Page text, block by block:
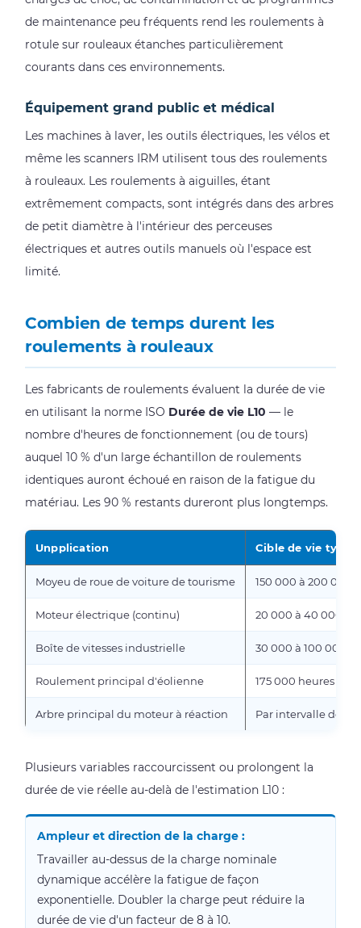
de maintenance peu fréquents rend les roulements à
rotule sur rouleaux étanches particulièrement
courants dans ces environnements.
Équipement grand public et médical
Les machines à laver, les outils électriques, les vélos et
même les scanners IRM utilisent tous des roulements
à rouleaux. Les roulements à aiguilles, étant
extrêmement compacts, sont intégrés dans des arbres
de petit diamètre à l'intérieur des perceuses
électriques et autres outils manuels où l'espace est
limité.
Combien de temps durent les
roulements à rouleaux
Les fabricants de roulements évaluent la durée de vie
en utilisant la norme ISO Durée de vie L10 — le
nombre d'heures de fonctionnement (ou de tours)
auquel 10 % d'un large échantillon de roulements
identiques auront échoué en raison de la fatigue du
matériau. Les 90 % restants dureront plus longtemps.
Unpplication Cible de vie
Moyeu de roue de voiture de tourisme 150 000 à 200 000
Moteur électrique (continu) 20 000 à 40 000
Boîte de vitesses industrielle 30 000 à 100 000
Roulement principal d'éolienne 175 000 heures (20
Arbre principal du moteur à réaction Par intervalle de
Plusieurs variables raccourcissent ou prolongent la
durée de vie réelle au-delà de l'estimation L10 :
Ampleur et direction de la charge :
Travailler au-dessus de la charge nominale
dynamique accélère la fatigue de façon
exponentielle. Doubler la charge peut réduire la
durée de vie d'un facteur de 8 à 10.